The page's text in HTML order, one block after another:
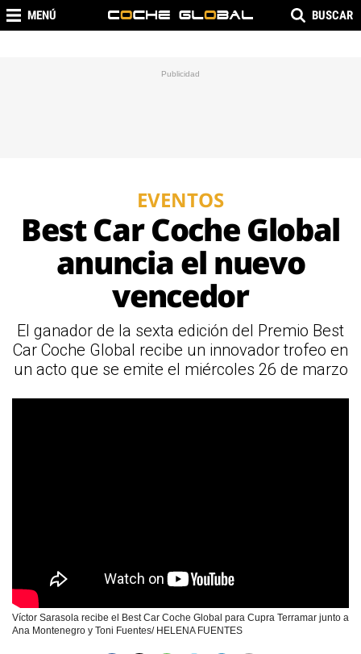
MENÚ BUSCAR
EVENTOS
Best Car Coche Global
anuncia el nuevo
vencedor
El ganador de la sexta edición del Premio Best
Car Coche Global recibe un innovador trofeo en
un acto que se emite el miércoles 26 de marzo
Víctor Sarasola recibe el Best Car Coche Global para Cupra Terramar junto a
Ana Montenegro y Toni Fuentes/ HELENA FUENTES